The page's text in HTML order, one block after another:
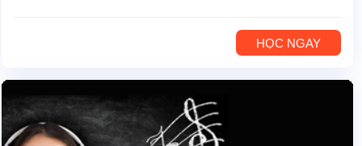
HỌC NGAY